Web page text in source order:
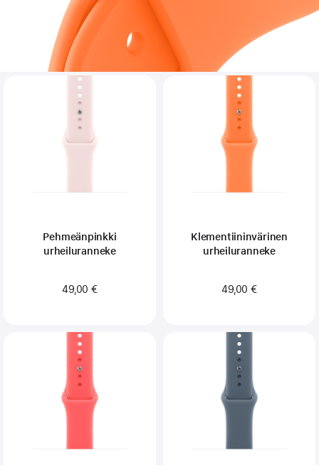
Pehmeän­pinkki
urheiluranneke
49,00 €
Klementiinin­värinen
urheilu­ranneke
49,00 €